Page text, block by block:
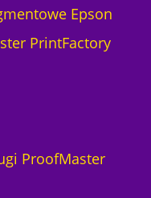
Epson
PrintFactory
ProofMaster